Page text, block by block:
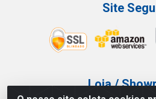
Site
Loja /